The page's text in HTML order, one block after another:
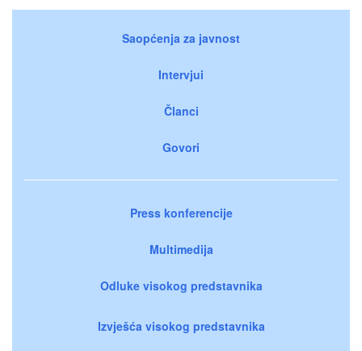
Saopćenja za javnost
Intervjui
Članci
Govori
Press konferencije
Multimedija
Odluke visokog predstavnika
Izvješća visokog predstavnika